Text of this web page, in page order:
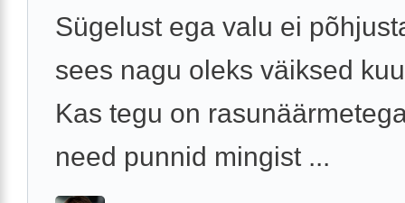
Sügelust ega valu ei
sees nagu oleks väiksed
Kas tegu on
need punnid mingist ...